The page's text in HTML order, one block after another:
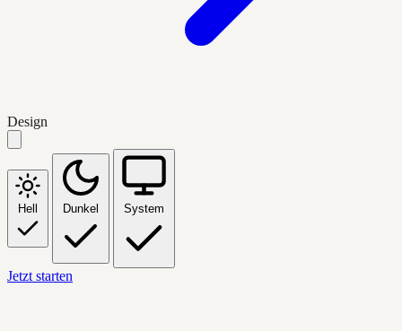
Design
Hell Dunkel System
Jetzt starten